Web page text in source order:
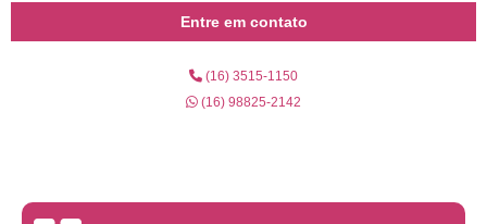
Entre em contato
(16) 3515-1150
(16) 98825-2142